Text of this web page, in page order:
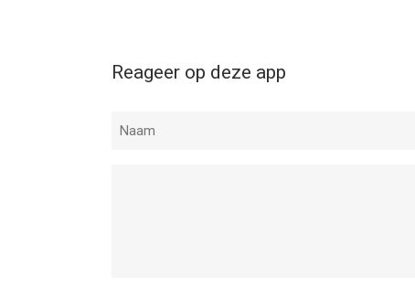
Reageer op deze app